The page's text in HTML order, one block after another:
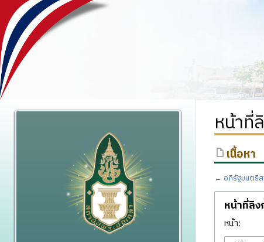
หน้าที่
เนื้อหา
← อภิรัฐมนตรี
หน้าที่ลิง
หน้า: